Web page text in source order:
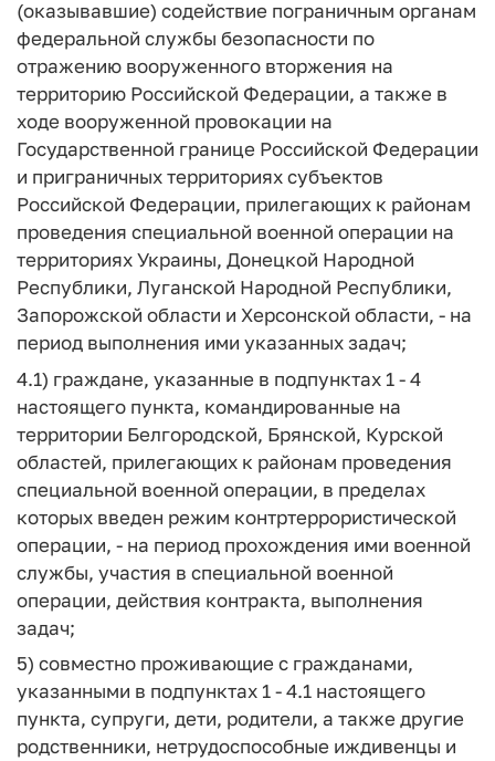
(оказывавшие) содействие пограничным органам
федеральной службы безопасности по
отражению вооруженного вторжения на
территорию Российской Федерации, а также в
ходе вооруженной провокации на
Государственной границе Российской Федерации
и приграничных территориях субъектов
Российской Федерации, прилегающих к районам
проведения специальной военной операции на
территориях Украины, Донецкой Народной
Республики, Луганской Народной Республики,
Запорожской области и Херсонской области, - на
период выполнения ими указанных задач;
4.1) граждане, указанные в подпунктах 1 - 4
настоящего пункта, командированные на
территории Белгородской, Брянской, Курской
областей, прилегающих к районам проведения
специальной военной операции, в пределах
которых введен режим контртеррористической
операции, - на период прохождения ими военной
службы, участия в специальной военной
операции, действия контракта, выполнения
задач;
5) совместно проживающие с гражданами,
указанными в подпунктах 1 - 4.1 настоящего
пункта, супруги, дети, родители, а также другие
родственники, нетрудоспособные иждивенцы и